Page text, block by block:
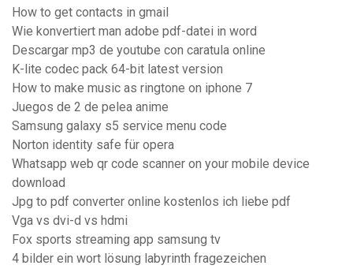
How to get contacts in gmail
Wie konvertiert man adobe pdf-datei in word
Descargar mp3 de youtube con caratula online
K-lite codec pack 64-bit latest version
How to make music as ringtone on iphone 7
Juegos de 2 de pelea anime
Samsung galaxy s5 service menu code
Norton identity safe für opera
Whatsapp web qr code scanner on your mobile device
download
Jpg to pdf converter online kostenlos ich liebe pdf
Vga vs dvi-d vs hdmi
Fox sports streaming app samsung tv
4 bilder ein wort lösung labyrinth fragezeichen